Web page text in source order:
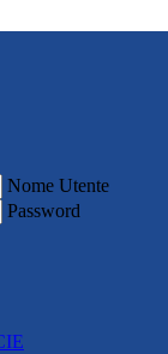
Nome Utente
Password